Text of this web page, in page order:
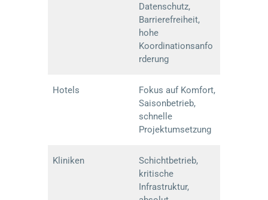
Datenschutz,
Barrierefreiheit,
hohe
Koordinationsanfo
rderung
Hotels
Fokus auf Komfort,
Saisonbetrieb,
schnelle
Projektumsetzung
Kliniken
Schichtbetrieb,
kritische
Infrastruktur,